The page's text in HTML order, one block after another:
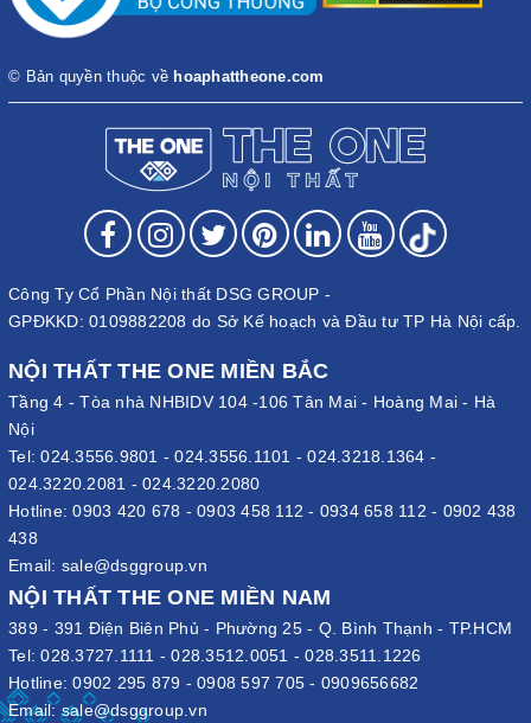
© Bản quyền thuộc về hoaphattheone.com
Công Ty Cổ Phần Nội thất DSG GROUP -
GPĐKKD: 0109882208 do Sở Kế hoạch và Đầu tư TP Hà Nội cấp.
NỘI THẤT THE ONE MIỀN BẮC
Tầng 4 - Tòa nhà NHBIDV 104 -106 Tân Mai - Hoàng Mai - Hà
Nội
Tel:024.3556.9801 -024.3556.1101 -024.3218.1364 -
024.3220.2081 - 024.3220.2080
Hotline:0903 420 678 - 0903 458 112 - 0934 658 112 - 0902 438
438
Email: sale@dsggroup.vn
NỘI THẤT THE ONE MIỀN NAM
389 - 391 Điện Biên Phủ - Phường 25 - Q. Bình Thạnh - TP.HCM
Tel:028.3727.1111 -028.3512.0051 -028.3511.1226
Hotline:0902 295 879 - 0908 597 705 - 0909656682
Email:sale@dsggroup.vn